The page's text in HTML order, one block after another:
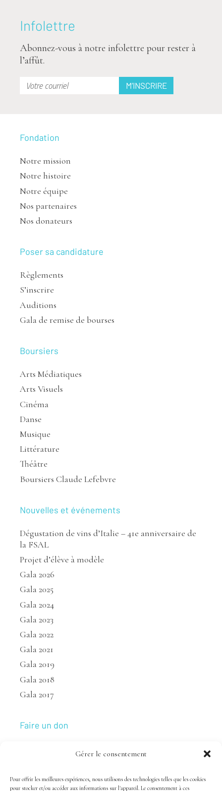
Gérer le consentement
Pour offrir les meilleures expériences, nous utilisons des technologies telles que les cookies
pour stocker et/ou accéder aux informations sur l'appareil. Le consentement à ces
Infolettre
Abonnez-vous à notre infolettre pour rester à
l’affût.
Fondation
Notre mission
Notre histoire
Notre équipe
Nos partenaires
Nos donateurs
Poser sa candidature
Règlements
S’inscrire
Auditions
Gala de remise de bourses
Boursiers
Arts Médiatiques
Arts Visuels
Cinéma
Danse
Musique
Littérature
Théâtre
Boursiers Claude Lefebvre
Nouvelles et événements
Dégustation de vins d’Italie – 41e anniversaire de
la FSAL
Projet d’élève à modèle
Gala 2026
Gala 2025
Gala 2024
Gala 2023
Gala 2022
Gala 2021
Gala 2019
Gala 2018
Gala 2017
Faire un don